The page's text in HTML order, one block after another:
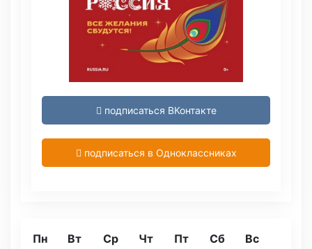
подписаться ВКонтакте
подписаться в Одноклассниках
Пн Вт Ср Чт Пт Сб Вс